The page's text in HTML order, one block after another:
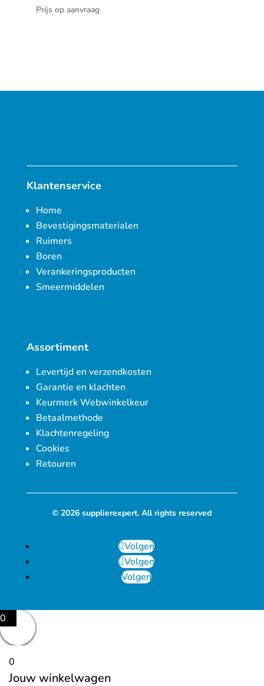
Prijs op aanvraag
Klantenservice
Home
Bevestigingsmaterialen
Ruimers
Boren
Verankeringsproducten
Smeermiddelen
Assortiment
Levertijd en verzendkosten
Garantie en klachten
Keurmerk Webwinkelkeur
Betaalmethode
Klachtenregeling
Cookies
Retouren
© 2026 supplierexpert. All rights reserved
Volgen
Volgen
Volgen
0
0
Jouw winkelwagen